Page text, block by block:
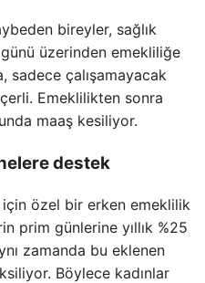
bireyler, sağlık
üzerinden emekliliğe
sadece çalışamayacak
Emeklilikten sonra
maaş kesiliyor.
destek
için özel bir erken emeklilik
prim günlerine yıllık %25
zamanda bu eklenen
Böylece kadınlar